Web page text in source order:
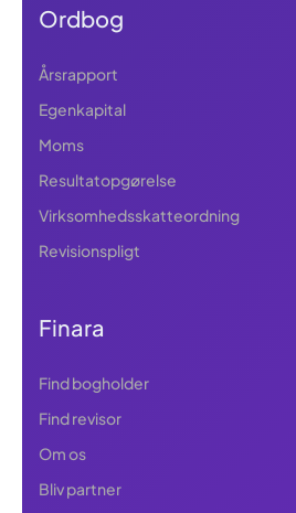
Ordbog
Årsrapport
Egenkapital
Moms
Resultatopgørelse
Virksomhedsskatteordning
Revisionspligt
Finara
Find bogholder
Find revisor
Om os
Bliv partner